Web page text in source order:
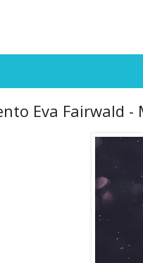
Eva Fairwald -